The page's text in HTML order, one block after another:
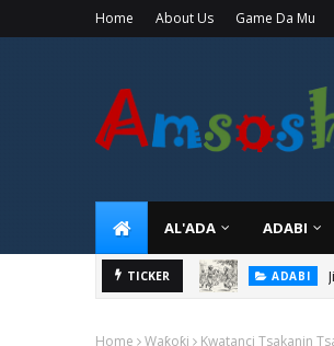
Home About Us Game Da Mu
AL'ADA ADABI
TICKER TARIHI
Home Waƙoƙi Kwatanci Tsakanin